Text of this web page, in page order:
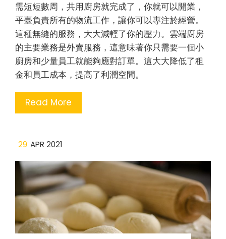
需短短數周，共用廚房就完成了，你就可以開業，
平臺負責所有的物流工作，讓你可以專注於經營。
這種無縫的服務，大大減輕了你的壓力。雲端廚房
的主要業務是外賣服務，這意味著你只需要一個小
廚房和少量員工就能夠應對訂單。這大大降低了租
金和員工成本，提高了利潤空間。
Read More
29 APR 2021